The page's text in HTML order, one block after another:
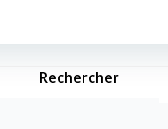
Rechercher